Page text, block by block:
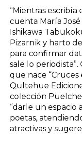
“Mientras escribía
cuenta María José
Ishikawa
Pizarnik y harto
para confirmar
sale lo periodista”.
que nace
Qultehue
colección
“darle un espacio
poetas,
atractivas y